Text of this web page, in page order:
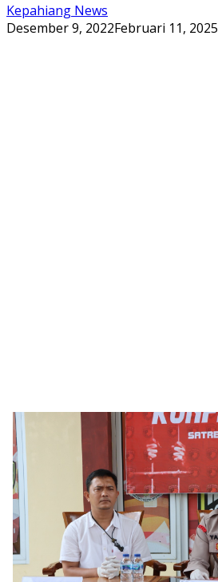
Kepahiang News
Desember 9, 2022Februari 11, 2025